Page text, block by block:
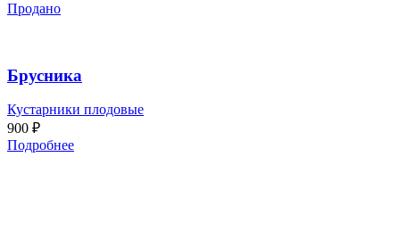
Продано
Брусника
Кустарники плодовые
900 ₽
Подробнее